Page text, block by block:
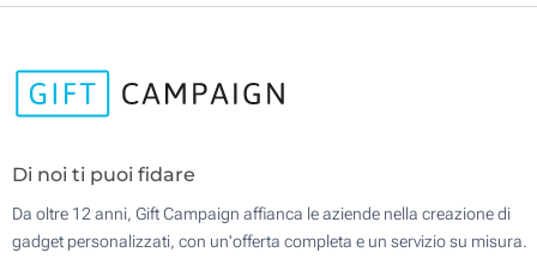
Di noi ti puoi fidare
Da oltre 12 anni, Gift Campaign affianca le aziende nella creazione di
gadget personalizzati, con un'offerta completa e un servizio su misura.